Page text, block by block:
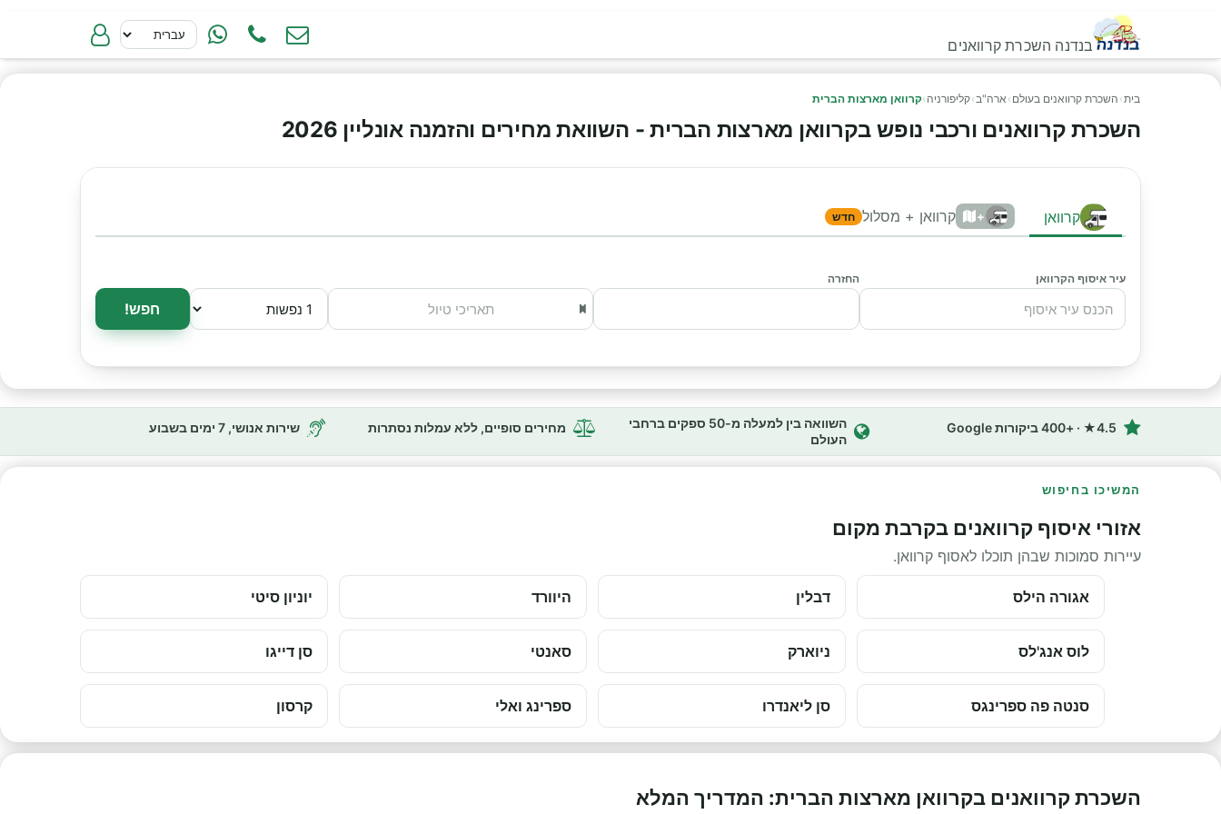
בנדנה השכרת קרוואנים
בית› השכרת קרוואנים בעולם › ארה"ב›קליפורניה ›קרוואן מארצות הברית
השכרת קרוואנים ורכבי נופש בקרוואן מארצות הברית - השוואת מחירים והזמנה אונליין 2026
קרוואן + קרוואן + מסלול חדש
עיר איסוף הקרוואן החזרה
חפש!
4.5★ · +400 ביקורות Google
השוואה בין למעלה מ-50 ספקים ברחבי
העולם
מחירים סופיים, ללא עמלות נסתרות שירות אנושי, 7 ימים בשבוע
המשיכו בחיפוש
אזורי איסוף קרוואנים בקרבת מקום
עיירות סמוכות שבהן תוכלו לאסוף קרוואן.
אגורה הילס דבלין היוורד יוניון סיטי
לוס אנג'לס ניוארק סאנטי סן דייגו
סנטה פה ספרינגס סן ליאנדרו ספרינג ואלי קרסון
השכרת קרוואנים בקרוואן מארצות הברית: המדריך המלא